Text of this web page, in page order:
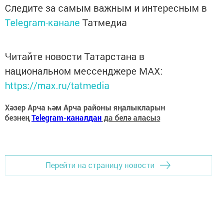
Следите за самым важным и интересным в
Telegram-канале Татмедиа
Читайте новости Татарстана в
национальном мессенджере MАХ:
https://max.ru/tatmedia
Хәзер Арча һәм Арча районы яңалыкларын
безнеңTelegram-каналданда белә аласыз
Перейти на страницу новости